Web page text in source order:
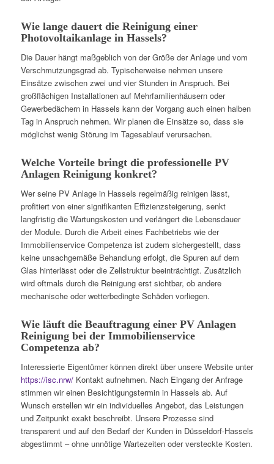
Wie lange dauert die Reinigung einer
Photovoltaikanlage in Hassels?
Die Dauer hängt maßgeblich von der Größe der Anlage und vom
Verschmutzungsgrad ab. Typischerweise nehmen unsere
Einsätze zwischen zwei und vier Stunden in Anspruch. Bei
großflächigen Installationen auf Mehrfamilienhäusern oder
Gewerbedächern in Hassels kann der Vorgang auch einen halben
Tag in Anspruch nehmen. Wir planen die Einsätze so, dass sie
möglichst wenig Störung im Tagesablauf verursachen.
Welche Vorteile bringt die professionelle PV
Anlagen Reinigung konkret?
Wer seine PV Anlage in Hassels regelmäßig reinigen lässt,
profitiert von einer signifikanten Effizienzsteigerung, senkt
langfristig die Wartungskosten und verlängert die Lebensdauer
der Module. Durch die Arbeit eines Fachbetriebs wie der
Immobilienservice Competenza ist zudem sichergestellt, dass
keine unsachgemäße Behandlung erfolgt, die Spuren auf dem
Glas hinterlässt oder die Zellstruktur beeinträchtigt. Zusätzlich
wird oftmals durch die Reinigung erst sichtbar, ob andere
mechanische oder wetterbedingte Schäden vorliegen.
Wie läuft die Beauftragung einer PV Anlagen
Reinigung bei der Immobilienservice
Competenza ab?
Interessierte Eigentümer können direkt über unsere Website unter
https://isc.nrw/Kontakt aufnehmen. Nach Eingang der Anfrage
stimmen wir einen Besichtigungstermin in Hassels ab. Auf
Wunsch erstellen wir ein individuelles Angebot, das Leistungen
und Zeitpunkt exakt beschreibt. Unsere Prozesse sind
transparent und auf den Bedarf der Kunden in Düsseldorf-Hassels
abgestimmt – ohne unnötige Wartezeiten oder versteckte Kosten.